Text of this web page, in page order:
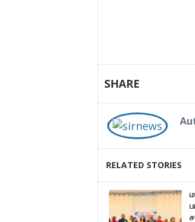
SHARE
RELATED STORIES